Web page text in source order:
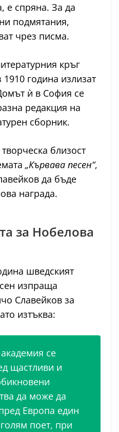
е спряна. За да
подмятания,
чрез писма.
кръг
1910 година излизат
ѝ в София се
редакция на
сборник.
близост
„Кървава песен“,
да бъде
награда.
за Нобелова
шведският
изпраща
Славейков за
изтъква:
се
щастливи и
да може да
Европа един
поет, при